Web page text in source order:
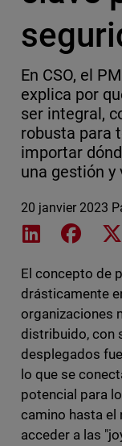
En CSO, el
explica por
ser integral,
robusta para
importar
una gestión
20 janvier 2023
Share on
El concepto de
drásticamente
organizaciones
distribuido, con
desplegados
lo que se
potencial para
camino hasta el
acceder a las